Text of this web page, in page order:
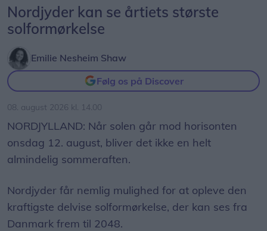
Nordjyder kan se årtiets største
solformørkelse
Emilie Nesheim Shaw
Følg os på Discover
08. august 2026 kl. 14.00
NORDJYLLAND: Når solen går mod horisonten
onsdag 12. august, bliver det ikke en helt
almindelig sommeraften.
Nordjyder får nemlig mulighed for at opleve den
kraftigste delvise solformørkelse, der kan ses fra
Danmark frem til 2048.